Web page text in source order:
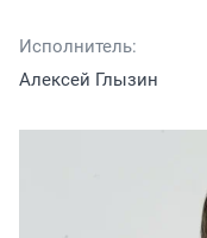
Исполнитель:
Алексей Глызин